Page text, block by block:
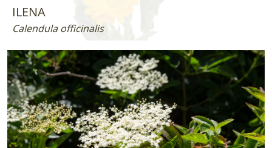
ILENA
Calendula officinalis